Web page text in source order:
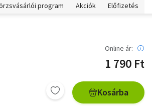
program Akciók Előfizetés
Online ár:
1 790 Ft
Kosárba